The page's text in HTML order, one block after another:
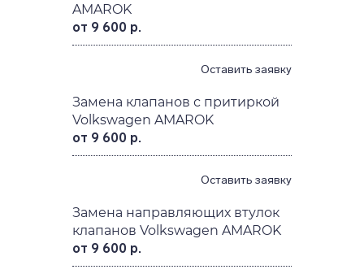
AMAROK
от 9 600 р.
Оставить заявку
Замена клапанов с притиркой
Volkswagen AMAROK
от 9 600 р.
Оставить заявку
Замена направляющих втулок
клапанов Volkswagen AMAROK
от 9 600 р.